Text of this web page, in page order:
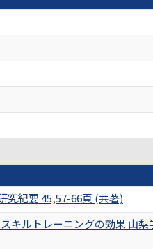
究紀要 45,57-66頁 (共著)
キルトレーニングの効果 山